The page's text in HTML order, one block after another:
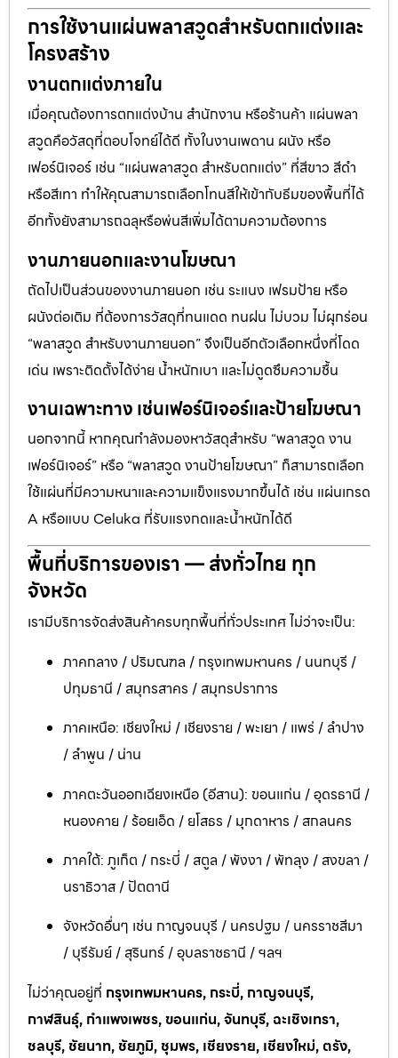
การใช้งานแผ่นพลาสวูดสำหรับตกแต่งและ
โครงสร้าง
งานตกแต่งภายใน
เมื่อคุณต้องการตกแต่งบ้าน สำนักงาน หรือร้านค้า แผ่นพลา
สวูดคือวัสดุที่ตอบโจทย์ได้ดี ทั้งในงานเพดาน ผนัง หรือ
เฟอร์นิเจอร์ เช่น “แผ่นพลาสวูด สำหรับตกแต่ง” ที่สีขาว สีดำ
หรือสีเทา ทำให้คุณสามารถเลือกโทนสีให้เข้ากับธีมของพื้นที่ได้
อีกทั้งยังสามารถฉลุหรือพ่นสีเพิ่มได้ตามความต้องการ
งานภายนอกและงานโฆษณา
ถัดไปเป็นส่วนของงานภายนอก เช่น ระแนง เฟรมป้าย หรือ
ผนังต่อเติม ที่ต้องการวัสดุที่ทนแดด ทนฝน ไม่บวม ไม่ผุกร่อน
“พลาสวูด สำหรับงานภายนอก” จึงเป็นอีกตัวเลือกหนึ่งที่โดด
เด่น เพราะติดตั้งได้ง่าย น้ำหนักเบา และไม่ดูดซึมความชื้น
งานเฉพาะทาง เช่นเฟอร์นิเจอร์และป้ายโฆษณา
นอกจากนี้ หากคุณกำลังมองหาวัสดุสำหรับ “พลาสวูด งาน
เฟอร์นิเจอร์” หรือ “พลาสวูด งานป้ายโฆษณา” ก็สามารถเลือก
ใช้แผ่นที่มีความหนาและความแข็งแรงมากขึ้นได้ เช่น แผ่นเกรด
A หรือแบบ Celuka ที่รับแรงกดและน้ำหนักได้ดี
พื้นที่บริการของเรา — ส่งทั่วไทย ทุก
จังหวัด
เรามีบริการจัดส่งสินค้าครบทุกพื้นที่ทั่วประเทศ ไม่ว่าจะเป็น:
ภาคกลาง / ปริมณฑล / กรุงเทพมหานคร / นนทบุรี /
ปทุมธานี / สมุทรสาคร / สมุทรปราการ
ภาคเหนือ: เชียงใหม่ / เชียงราย / พะเยา / แพร่ / ลำปาง
/ ลำพูน / น่าน
ภาคตะวันออกเฉียงเหนือ (อีสาน): ขอนแก่น / อุดรธานี /
หนองคาย / ร้อยเอ็ด / ยโสธร / มุกดาหาร / สกลนคร
ภาคใต้: ภูเก็ต / กระบี่ / สตูล / พังงา / พัทลุง / สงขลา /
นราธิวาส / ปัตตานี
จังหวัดอื่นๆ เช่น กาญจนบุรี / นครปฐม / นครราชสีมา
/ บุรีรัมย์ / สุรินทร์ / อุบลราชธานี / ฯลฯ
ไม่ว่าคุณอยู่ที่ กรุงเทพมหานคร, กระบี่, กาญจนบุรี,
กาฬสินธุ์, กำแพงเพชร, ขอนแก่น, จันทบุรี, ฉะเชิงเทรา,
ชลบุรี, ชัยนาท, ชัยภูมิ, ชุมพร, เชียงราย, เชียงใหม่, ตรัง,